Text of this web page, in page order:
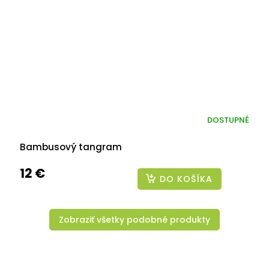
Bambusový tangram
DOSTUPNÉ
12 € DO KOŠÍKA
Zobraziť všetky podobné produkty